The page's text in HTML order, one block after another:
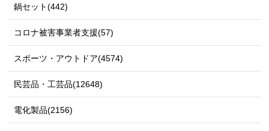
鍋セット(442)
コロナ被害事業者支援(57)
スポーツ・アウトドア(4574)
民芸品・工芸品(12648)
電化製品(2156)